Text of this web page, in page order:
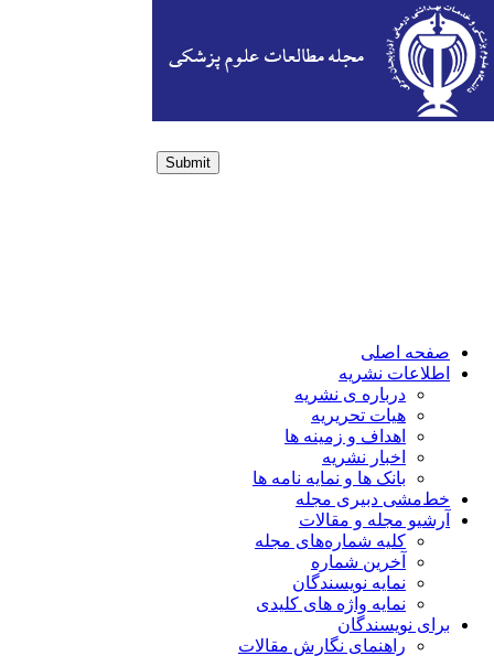
Submit
صفحه اصلی
اطلاعات نشریه
درباره ی نشریه
هیات تحریریه
اهداف و زمینه ها
اخبار نشریه
بانک ها و نمایه نامه ها
خط‌مشی دبیری مجله
آرشیو مجله و مقالات
کلیه شماره‌های مجله
آخرین شماره
نمایه نویسندگان
نمایه واژه های کلیدی
برای نویسندگان
راهنمای نگارش مقالات